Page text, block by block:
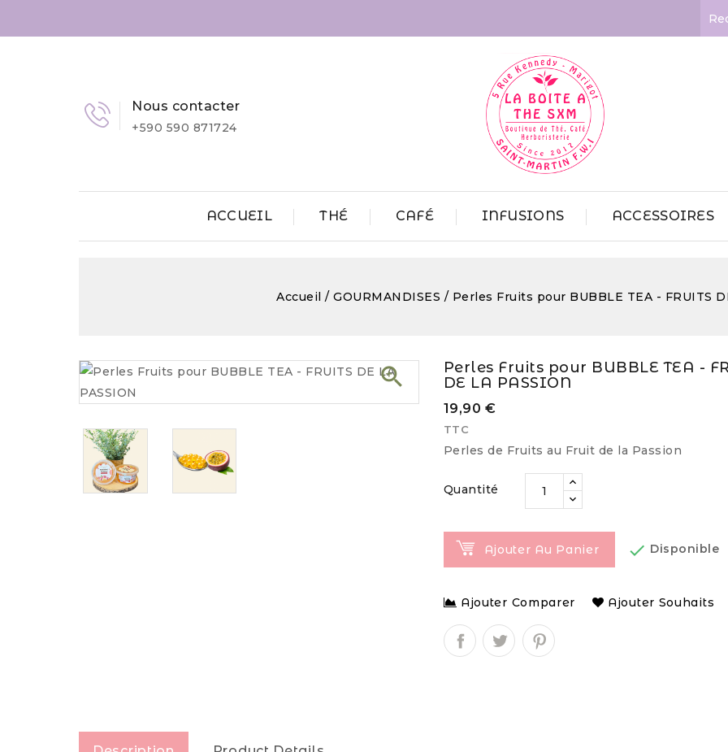
Nous contacter
+590 590 871724
ACCUEIL THÉ CAFÉ INFUSIONS ACCESSOIRES
Accueil GOURMANDISES Perles Fruits pour BUBBLE TEA - FRUITS

Perles Fruits pour BUBBLE TEA -
DE LA PASSION
19,90 €
TTC
Perles de Fruits au Fruit de la Passion
Quantité
Ajouter Au Panier  Disponible
Ajouter Comparer Ajouter Souhaits